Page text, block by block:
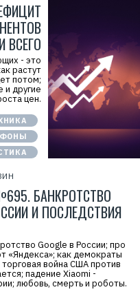
ВСЕГО
- это
растут
потом;
и другие
цен.
БАНКРОТСТВО
И ПОСЛЕДСТВИЯ
Google в России; про
«Яндекса»; как демократы
торговая война США против
падение Xiaomi -
любовь, смерть и роботы.